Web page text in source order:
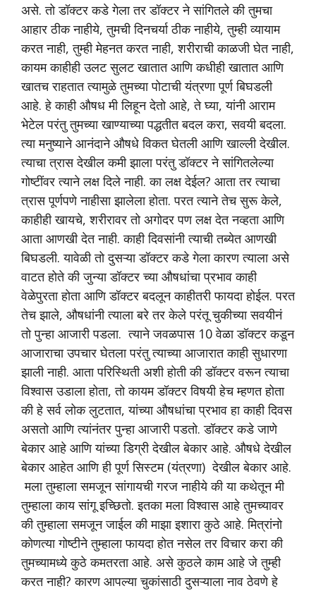
असे. तो डॉक्टर कडे गेला तर डॉक्टर ने सांगितले की तुमचा
आहार ठीक नाहीये, तुमची दिनचर्या ठीक नाहीये, तुम्ही व्यायाम
करत नाही, तुम्ही मेहनत करत नाही, शरीराची काळजी घेत नाही,
कायम काहीही उलट सुलट खातात आणि कधीही खातात आणि
खातच राहतात त्यामुळे तुमच्या पोटाची यंत्रणा पूर्ण बिघडली
आहे. हे काही औषध मी लिहून देतो आहे, ते घ्या, यांनी आराम
भेटेल परंतु तुमच्या खाण्याच्या पद्धतीत बदल करा, सवयी बदला.
त्या मनुष्याने आनंदाने औषधे विकत घेतली आणि खाल्ली देखील.
त्याचा त्रास देखील कमी झाला परंतु डॉक्टर ने सांगितलेल्या
गोष्टींवर त्याने लक्ष दिले नाही. का लक्ष देईल? आता तर त्याचा
त्रास पूर्णपणे नाहीसा झालेला होता. परत त्याने तेच सुरू केले,
काहीही खायचे, शरीरावर तो अगोदर पण लक्ष देत नव्हता आणि
आता आणखी देत नाही. काही दिवसांनी त्याची तब्येत आणखी
बिघडली. यावेळी तो दुसऱ्या डॉक्टर कडे गेला कारण त्याला असे
वाटत होते की जुन्या डॉक्टर च्या औषधांचा प्रभाव काही
वेळेपुरता होता आणि डॉक्टर बदलून काहीतरी फायदा होईल. परत
तेच झाले, औषधांनी त्याला बरे तर केले परंतू चुकीच्या सवयीनं
तो पुन्हा आजारी पडला. त्याने जवळपास 10 वेळा डॉक्टर कडून
आजाराचा उपचार घेतला परंतु त्याच्या आजारात काही सुधारणा
झाली नाही. आता परिस्थिती अशी होती की डॉक्टर वरून त्याचा
विश्वास उडाला होता, तो कायम डॉक्टर विषयी हेच म्हणत होता
की हे सर्व लोक लुटतात, यांच्या औषधांचा प्रभाव हा काही दिवस
असतो आणि त्यांनंतर पुन्हा आजारी पडतो. डॉक्टर कडे जाणे
बेकार आहे आणि यांच्या डिग्री देखील बेकार आहे. औषधे देखील
बेकार आहेत आणि ही पूर्ण सिस्टम (यंत्रणा) देखील बेकार आहे.
मला तुम्हाला समजून सांगायची गरज नाहीये की या कथेतून मी
तुम्हाला काय सांगू इच्छितो. इतका मला विश्वास आहे तुमच्यावर
की तुम्हाला समजून जाईल की माझा इशारा कुठे आहे. मित्रांनो
कोणत्या गोष्टीने तुम्हाला फायदा होत नसेल तर विचार करा की
तुमच्यामध्ये कुठे कमतरता आहे. असे कुठले काम आहे जे तुम्ही
करत नाही? कारण आपल्या चुकांसाठी दुसऱ्याला नाव ठेवणे हे